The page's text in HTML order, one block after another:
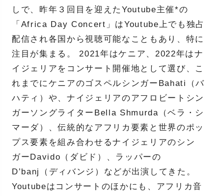
しで、昨年３回目を迎えたYoutube主催*の
「Africa Day Concert」はYoutube上でも独占
配信され各国から視聴可能なこともあり、特に
注目が集まる。 2021年はケニア、2022年はナ
イジェリアをコンサート開催地として選び、こ
れまでにケニアのゴスペルシンガーBahati（バ
ハティ）や、ナイジェリアのアフロビートシン
ガーソングライターBella Shmurda（ベラ・シ
マーダ）、伝統的なアフリカ要素と世界のポッ
プス要素を組み合わせるナイジェリアのシン
ガーDavido（ダビド）、ラッパーの
D’banj（ディバンジ）などが出演してきた。
Youtubeはコンサートのほかにも、アフリカ音